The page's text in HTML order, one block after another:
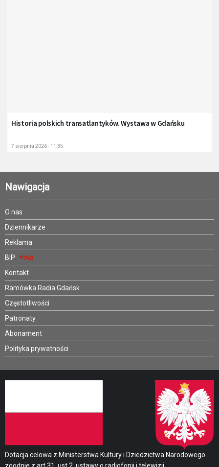
Historia polskich transatlantyków. Wystawa w Gdańsku
7 sierpnia 2026 - 11:35
Nawigacja
O nas
Dziennikarze
Reklama
BIP
Kontakt
Ramówka Radia Gdańsk
Częstotliwości
Patronaty
Abonament
Polityka prywatności
Dotacja celowa z Ministerstwa Kultury i Dziedzictwa Narodowego